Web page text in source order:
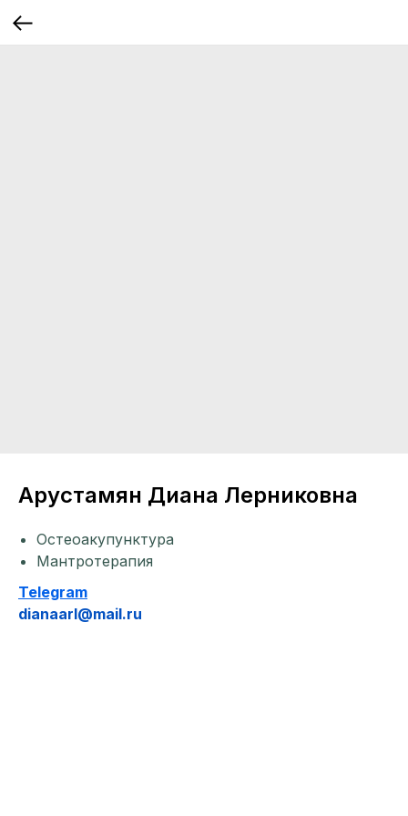
Арустамян Диана Лерниковна
Остеоакупунктура
Мантротерапия
Telegram
dianaarl@mail.ru